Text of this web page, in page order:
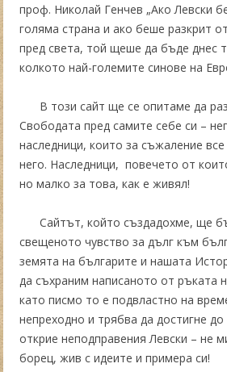
проф. Николай Генчев „Ако Левски
голяма страна и ако беше разкрит
пред света, той щеше да бъде днес
колкото най-големите синове на
В този сайт ще се опитаме да
Свободата пред самите себе си –
наследници, които за съжаление
него. Наследници, повечето от
но малко за това, как е живял!
Сайтът, който създадохме, ще
свещеното чувство за дълг към
земята на българите и нашата
да съхраним написаното от ръката
като писмо то е подвластно на
непреходно и трябва да достигне
открие неподправения Левски – не
борец, жив с идеите и примера си!